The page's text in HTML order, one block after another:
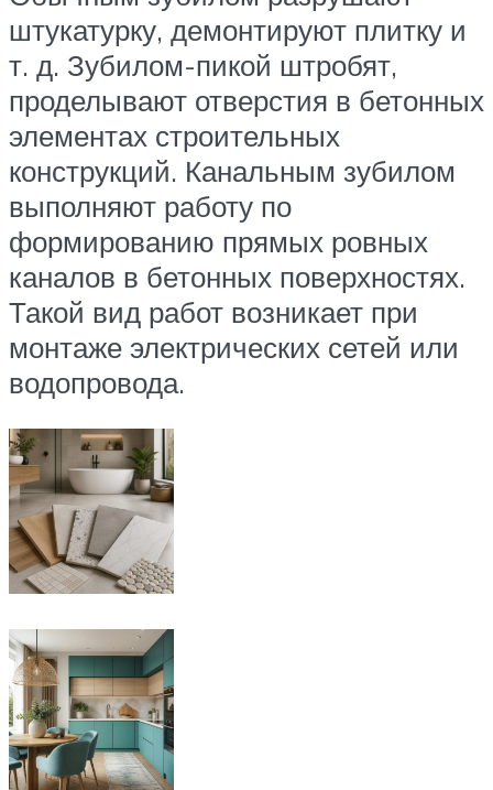
штукатурку, демонтируют плитку и
т. д. Зубилом-пикой штробят,
проделывают отверстия в бетонных
элементах строительных
конструкций. Канальным зубилом
выполняют работу по
формированию прямых ровных
каналов в бетонных поверхностях.
Такой вид работ возникает при
монтаже электрических сетей или
водопровода.